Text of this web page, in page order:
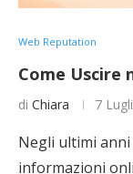
Web Reputation
Come Uscire
di Chiara 7
Negli ultimi
informazioni